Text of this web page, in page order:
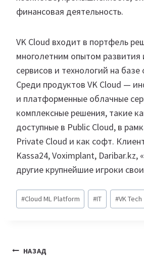
финансовая деятельность.
VK Cloud входит в портфель
многолетним опытом развития
сервисов и технологий на
Среди продуктов VK Cloud —
и платформенные облачные
комплексные решения, такие
доступные в Public Cloud, в
Private Cloud и как софт.
Kassa24, Voximplant, Daribar.kz,
другие крупнейшие игроки
Метки
записи:
#Cloud ML Platform #IT #VK Tech
Навигация
НАЗАД